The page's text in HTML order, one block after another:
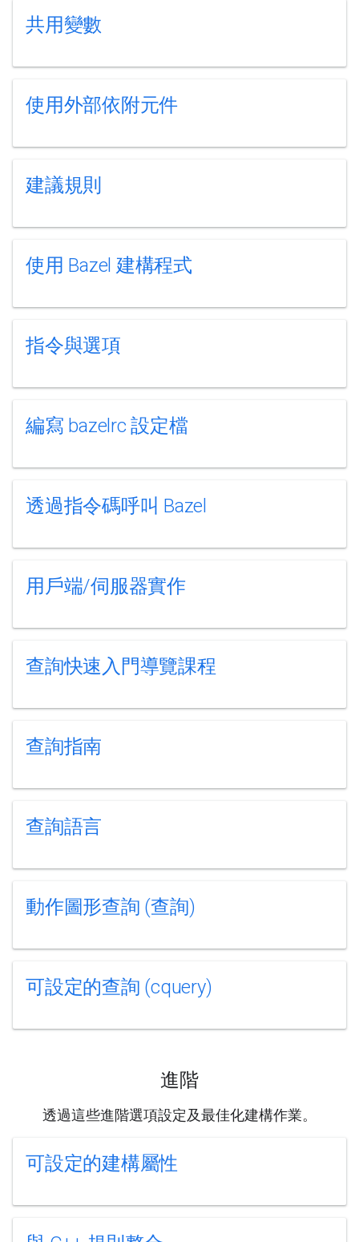
共用變數
使用外部依附元件
建議規則
使用 Bazel 建構程式
指令與選項
編寫 bazelrc 設定檔
透過指令碼呼叫 Bazel
用戶端/伺服器實作
查詢快速入門導覽課程
查詢指南
查詢語言
動作圖形查詢 (查詢)
可設定的查詢 (cquery)
進階
透過這些進階選項設定及最佳化建構作業。
可設定的建構屬性